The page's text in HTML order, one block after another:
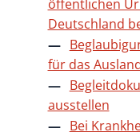
öffentlichen
Deutschland
für das
ausstellen
Bei